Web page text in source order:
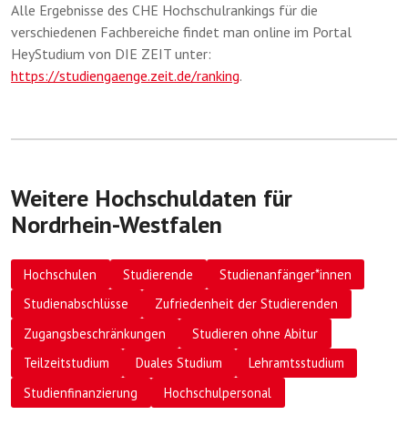
Alle Ergebnisse des CHE Hochschulrankings für die
verschiedenen Fachbereiche findet man online im Portal
HeyStudium von DIE ZEIT unter:
https://studiengaenge.zeit.de/ranking.
Weitere Hochschuldaten für
Nordrhein-Westfalen
Hochschulen Studierende
Studienanfänger*innen
Studienabschlüsse
Zufriedenheit der Studierenden
Zugangsbeschränkungen
Studieren ohne Abitur
Teilzeitstudium
Duales Studium
Lehramtsstudium
Studienfinanzierung
Hochschulpersonal